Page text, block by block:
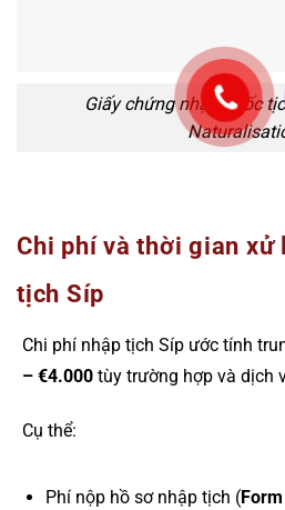
Giấy chứng nhận quốc
Chi phí và thời gian xử
tịch Síp
Chi phí nhập tịch Síp ước tính
– €4.000 tùy trường hợp và dịch
Cụ thể:
Phí nộp hồ sơ nhập tịch (